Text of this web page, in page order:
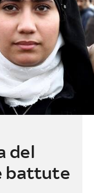
del
battute